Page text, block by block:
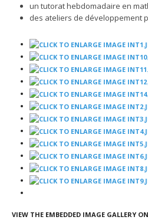
un tutorat hebdomadaire en
des ateliers de développement
VIEW THE EMBEDDED IMAGE GALLERY